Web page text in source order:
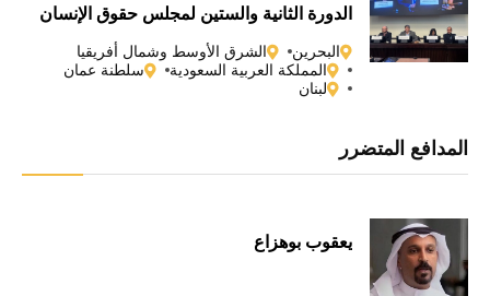
الدورة الثانية والستين لمجلس حقوق الإنسان
البحرين
الشرق الأوسط وشمال أفريقيا
المملكة العربية السعودية
سلطنة عمان
لبنان
المدافع المتضرر
يعقوب بوهزاع